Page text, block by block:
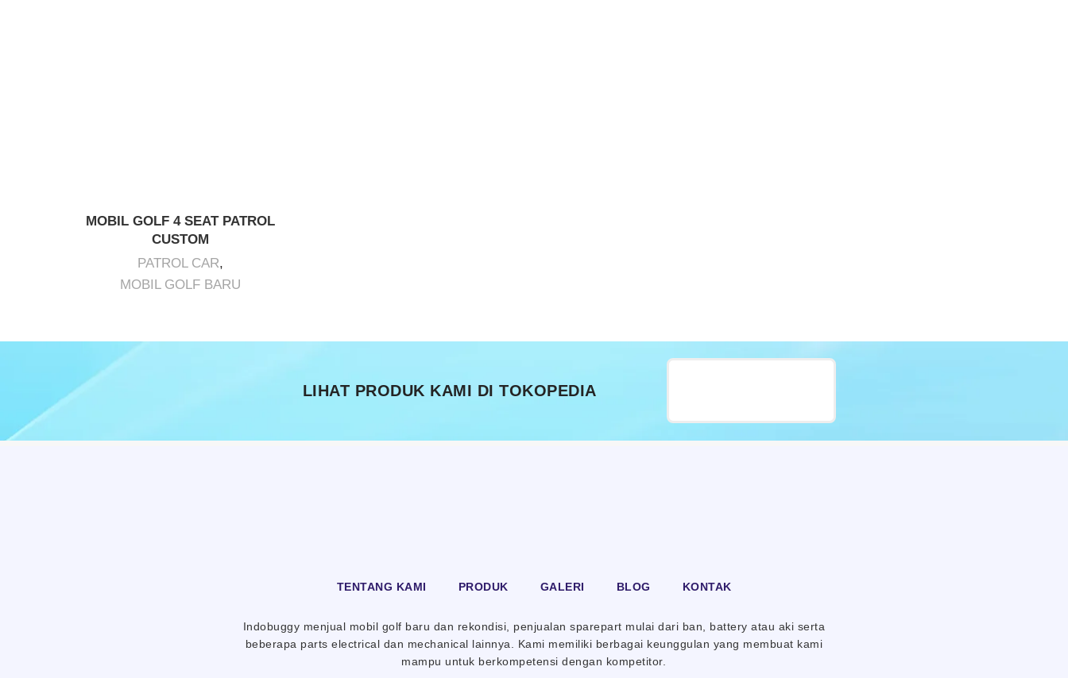
MOBIL GOLF 4 SEAT PATROL
CUSTOM
PATROL CAR,
MOBIL GOLF BARU
LIHAT PRODUK KAMI DI TOKOPEDIA
TENTANG KAMI PRODUK GALERI BLOG KONTAK
Indobuggy menjual mobil golf baru dan rekondisi, penjualan sparepart mulai dari ban, battery atau aki serta
beberapa parts electrical dan mechanical lainnya. Kami memiliki berbagai keunggulan yang membuat kami
mampu untuk berkompetensi dengan kompetitor.